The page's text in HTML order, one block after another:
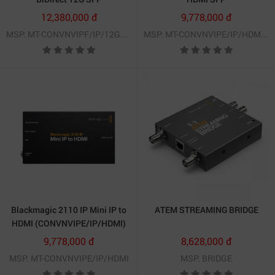
power +48V dành cho micro condenser chuyên nghiệp.
(CONVNVIPF/IP/12GSFP)
12,380,000 đ
MSP: MT-CONVNVIPF/IP/12GSFP
(CONVNVIPE/IP/HDMISFP)
9,778,000 đ
MSP: MT-CONVNVIPE/IP/HDMISFP
Blackmagic 2110 IP Mini IP to
HDMI (CONVNVIPE/IP/HDMI)
9,778,000 đ
MSP: MT-CONVNVIPE/IP/HDMI
ATEM STREAMING BRIDGE
8,628,000 đ
MSP: BRIDGE